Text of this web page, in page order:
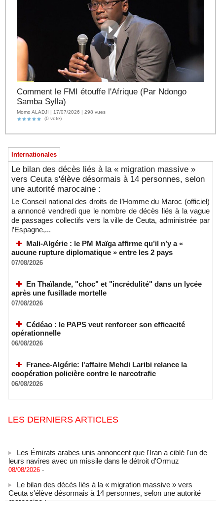
Comment le FMI étouffe l'Afrique (Par Ndongo
Samba Sylla)
Momo ALADJI | 17/07/2026 | 298 vues
(0 vote)
Internationales
Le bilan des décès liés à la « migration massive »
vers Ceuta s'élève désormais à 14 personnes, selon
une autorité marocaine :
Le Conseil national des droits de l’Homme du Maroc (officiel)
a annoncé vendredi que le nombre de décès liés à la vague
de passages collectifs vers la ville de Ceuta, administrée par
l’Espagne,...
Mali-Algérie : le PM Maïga affirme qu’il n’y a «
aucune rupture diplomatique » entre les 2 pays
07/08/2026
En Thaïlande, "choc" et "incrédulité" dans un lycée
après une fusillade mortelle
07/08/2026
Cédéao : le PAPS veut renforcer son efficacité
opérationnelle
06/08/2026
France-Algérie: l'affaire Mehdi Laribi relance la
coopération policière contre le narcotrafic
06/08/2026
LES DERNIERS ARTICLES
Les Émirats arabes unis annoncent que l'Iran a ciblé l'un de
leurs navires avec un missile dans le détroit d'Ormuz
08/08/2026 -
Ceuta s'élève désormais à 14 personnes, selon une autorité
marocaine :